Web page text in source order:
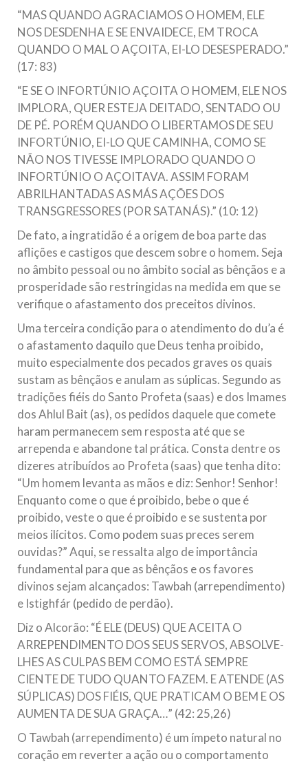
“MAS QUANDO AGRACIAMOS O HOMEM, ELE
NOS DESDENHA E SE ENVAIDECE, EM TROCA
QUANDO O MAL O AÇOITA, EI-LO DESESPERADO.”
(17: 83)
“E SE O INFORTÚNIO AÇOITA O HOMEM, ELE NOS
IMPLORA, QUER ESTEJA DEITADO, SENTADO OU
DE PÉ. PORÉM QUANDO O LIBERTAMOS DE SEU
INFORTÚNIO, EI-LO QUE CAMINHA, COMO SE
NÃO NOS TIVESSE IMPLORADO QUANDO O
INFORTÚNIO O AÇOITAVA. ASSIM FORAM
ABRILHANTADAS AS MÁS AÇÕES DOS
TRANSGRESSORES (POR SATANÁS).” (10: 12)
De fato, a ingratidão é a origem de boa parte das
aflições e castigos que descem sobre o homem. Seja
no âmbito pessoal ou no âmbito social as bênçãos e a
prosperidade são restringidas na medida em que se
verifique o afastamento dos preceitos divinos.
Uma terceira condição para o atendimento do du’a é
o afastamento daquilo que Deus tenha proibido,
muito especialmente dos pecados graves os quais
sustam as bênçãos e anulam as súplicas. Segundo as
tradições fiéis do Santo Profeta (saas) e dos Imames
dos Ahlul Bait (as), os pedidos daquele que comete
haram permanecem sem resposta até que se
arrependa e abandone tal prática. Consta dentre os
dizeres atribuídos ao Profeta (saas) que tenha dito:
“Um homem levanta as mãos e diz: Senhor! Senhor!
Enquanto come o que é proibido, bebe o que é
proibido, veste o que é proibido e se sustenta por
meios ilícitos. Como podem suas preces serem
ouvidas?” Aqui, se ressalta algo de importância
fundamental para que as bênçãos e os favores
divinos sejam alcançados: Tawbah (arrependimento)
e Istighfár (pedido de perdão).
Diz o Alcorão: “É ELE (DEUS) QUE ACEITA O
ARREPENDIMENTO DOS SEUS SERVOS, ABSOLVE-
LHES AS CULPAS BEM COMO ESTÁ SEMPRE
CIENTE DE TUDO QUANTO FAZEM. E ATENDE (AS
SÚPLICAS) DOS FIÉIS, QUE PRATICAM O BEM E OS
AUMENTA DE SUA GRAÇA…” (42: 25,26)
O Tawbah (arrependimento) é um ímpeto natural no
coração em reverter a ação ou o comportamento